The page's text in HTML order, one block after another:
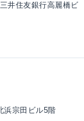
井住友銀行高麗橋ビ
浜宗田ビル5階